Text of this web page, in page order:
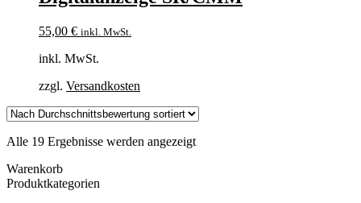
55,00 € inkl. MwSt.
inkl. MwSt.
zzgl. Versandkosten
Alle 19 Ergebnisse werden angezeigtNach
Warenkorb
Produktkategorien